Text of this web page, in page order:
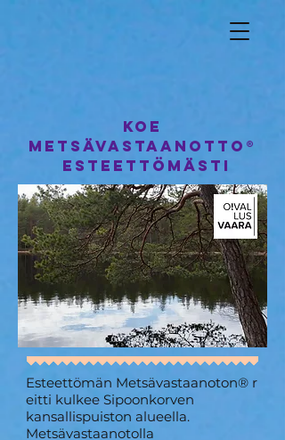
Koe
Metsävastaanotto®
esteettömästi
Esteettömän Metsävastaanoton® r
eitti kulkee Sipoonkorven
kansallispuiston alueella.
Metsävastaanotolla